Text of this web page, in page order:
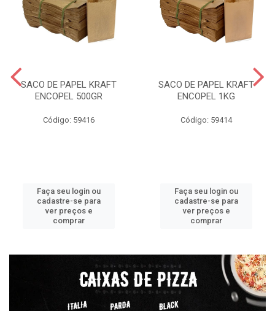
SACO DE PAPEL KRAFT
ENCOPEL 500GR
Código: 59416
Faça seu login ou
cadastre-se para
ver preços e
comprar
SACO DE PAPEL KRAFT
ENCOPEL 1KG
Código: 59414
Faça seu login ou
cadastre-se para
ver preços e
comprar